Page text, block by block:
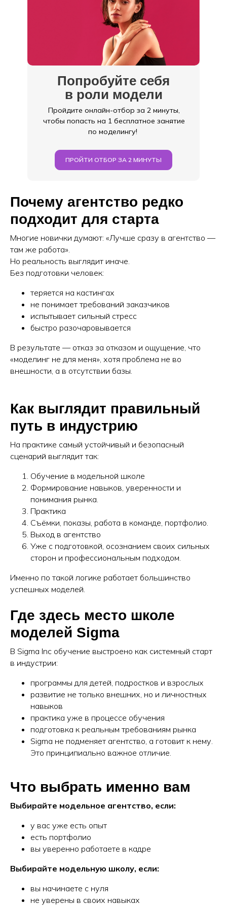
Попробуйте себя
в роли модели
ПРОЙТИ ОТБОР ЗА 2 МИНУТЫ
Пройдите онлайн-отбор за 2 минуты,
чтобы попасть на 1 бесплатное занятие
по моделингу!
Почему агентство редко
подходит для старта
Многие новички думают: «Лучше сразу в агентство —
там же работа».
Но реальность выглядит иначе.
Без подготовки человек:
теряется на кастингах
не понимает требований заказчиков
испытывает сильный стресс
быстро разочаровывается
В результате — отказ за отказом и ощущение, что
«моделинг не для меня», хотя проблема не во
внешности, а в отсутствии базы.
Как выглядит правильный
путь в индустрию
На практике самый устойчивый и безопасный
сценарий выглядит так:
Обучение в модельной школе
Формирование навыков, уверенности и
понимания рынка.
Практика
Съёмки, показы, работа в команде, портфолио.
Выход в агентство
Уже с подготовкой, осознанием своих сильных
сторон и профессиональным подходом.
Именно по такой логике работает большинство
успешных моделей.
Где здесь место школе
моделей Sigma
В Sigma Inc обучение выстроено как системный старт
в индустрии:
программы для детей, подростков и взрослых
развитие не только внешних, но и личностных
навыков
практика уже в процессе обучения
подготовка к реальным требованиям рынка
Sigma не подменяет агентство, а готовит к нему.
Это принципиально важное отличие.
Что выбрать именно вам
Выбирайте модельное агентство, если:
у вас уже есть опыт
есть портфолио
вы уверенно работаете в кадре
Выбирайте модельную школу, если:
вы начинаете с нуля
не уверены в своих навыках